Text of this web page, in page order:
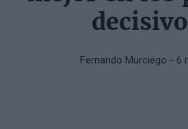
Fernando Murciego - 6